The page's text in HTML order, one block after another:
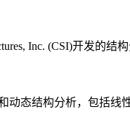
Inc. (CSI)开发的
动态结构分析，包括